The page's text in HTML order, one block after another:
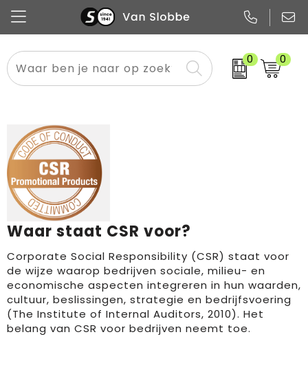
0 0
Alle categorieën
Snoep
Promo
Pennen
Notitieboekjes
Papier
Flessen
Glazen en karaffen
Merken
Meest gekozen
Sportkleding
Overig textiel
Boodschappen- en draagtassen
Sport & vrije tijd
Rugzakken
Waar staat CSR voor?
Corporate Social Responsibility (CSR) staat voor
de wijze waarop bedrijven sociale, milieu- en
economische aspecten integreren in hun waarden,
cultuur, beslissingen, strategie en bedrijfsvoering
(The Institute of Internal Auditors, 2010). Het
belang van CSR voor bedrijven neemt toe.